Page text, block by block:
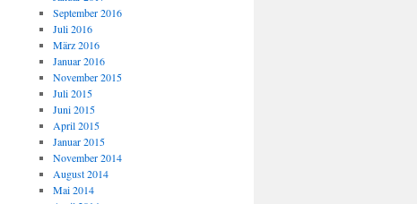
September 2016
Juli 2016
März 2016
Januar 2016
November 2015
Juli 2015
Juni 2015
April 2015
Januar 2015
November 2014
August 2014
Mai 2014